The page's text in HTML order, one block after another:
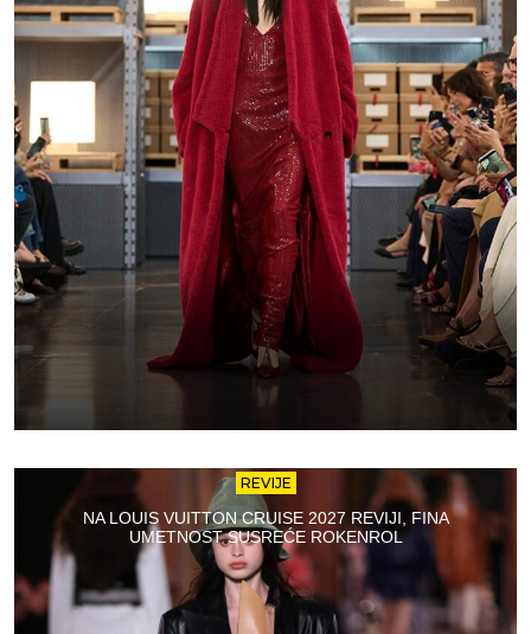
REVIJE
NA LOUIS VUITTON CRUISE 2027 REVIJI, FINA
UMETNOST SUSREĆE ROKENROL